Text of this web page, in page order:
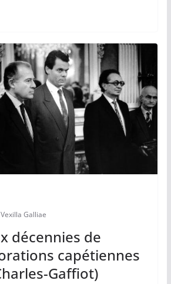
Vexilla Galliae
décennies de
capétiennes
Gaffiot)